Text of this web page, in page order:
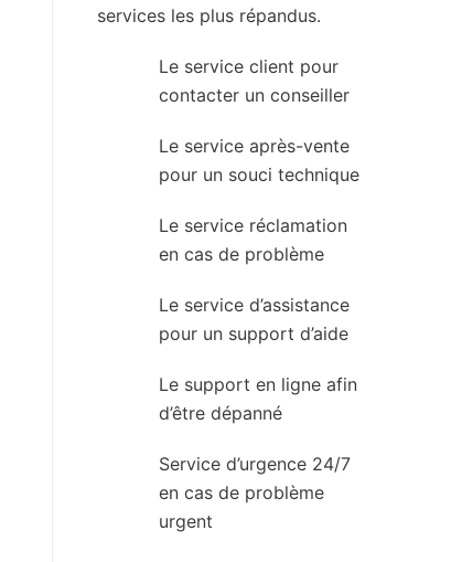
services les plus répandus.
Le service client pour
contacter un conseiller
Le service après-vente
pour un souci technique
Le service réclamation
en cas de problème
Le service d’assistance
pour un support d’aide
Le support en ligne afin
d’être dépanné
Service d’urgence 24/7
en cas de problème
urgent